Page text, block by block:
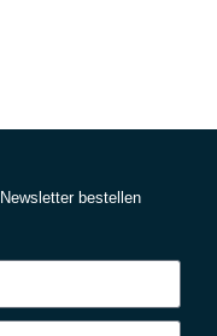
Newsletter bestellen